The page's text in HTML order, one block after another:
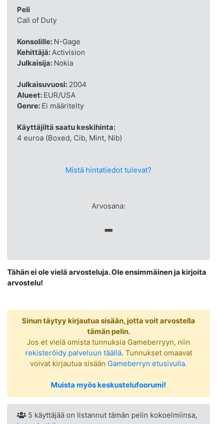
Peli
Call of Duty
Konsolille: N-Gage
Kehittäjä: Activision
Julkaisija: Nokia
Julkaisuvuosi: 2004
Alueet: EUR/USA
Genre: Ei määritelty
Käyttäjiltä saatu keskihinta:
4 euroa (Boxed, Cib, Mint, Nib)
Mistä hintatiedot tulevat?
Arvosana:
-
Tähän ei ole vielä arvosteluja. Ole ensimmäinen ja kirjoita
arvostelu!
Sinun täytyy kirjautua sisään, jotta voit arvostella
tämän pelin.
Jos et vielä omista tunnuksia Gameberryyn, niin
rekisteröidy palveluun täällä. Tunnukset omaavat
voivat kirjautua sisään Gameberryn etusivulla.
Muista myös keskustelufoorumi!
5 käyttäjää on listannut tämän pelin kokoelmiinsa,